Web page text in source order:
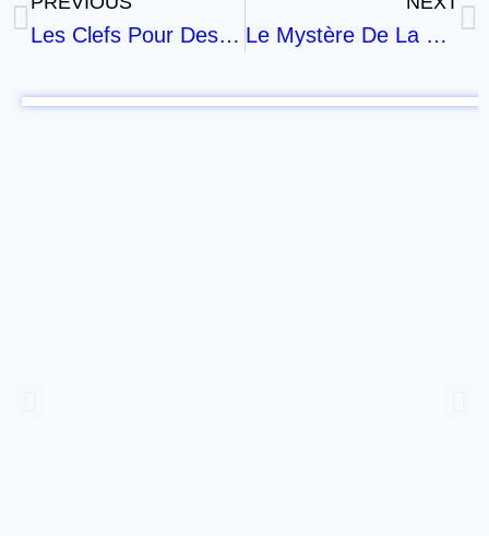
Les Clefs Pour Desceler La Bible Le Mystère De La Croix – 2